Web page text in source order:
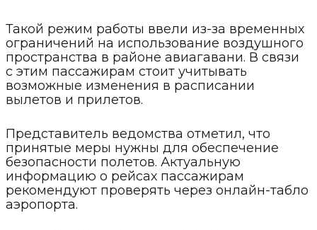
Такой режим работы ввели из-за временных
ограничений на использование воздушного
пространства в районе авиагавани. В связи
с этим пассажирам стоит учитывать
возможные изменения в расписании
вылетов и прилетов.
Представитель ведомства отметил, что
принятые меры нужны для обеспечение
безопасности полетов. Актуальную
информацию о рейсах пассажирам
рекомендуют проверять через онлайн-табло
аэропорта.